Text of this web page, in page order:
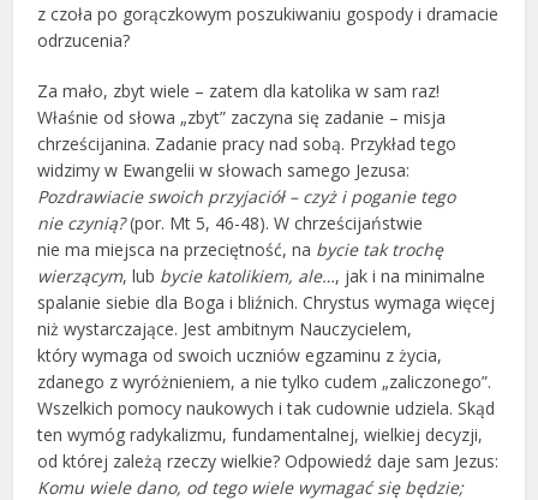
z czoła po gorączkowym poszukiwaniu gospody i dramacie
odrzucenia?
Za mało, zbyt wiele – zatem dla katolika w sam raz!
Właśnie od słowa „zbyt” zaczyna się zadanie – misja
chrześcijanina. Zadanie pracy nad sobą. Przykład tego
widzimy w Ewangelii w słowach samego Jezusa:
Pozdrawiacie swoich przyjaciół – czyż i poganie tego
nie czynią?(por. Mt 5, 46-48). W chrześcijaństwie
nie ma miejsca na przeciętność, na bycie tak trochę
wierzącym, lub bycie katolikiem, ale…, jak i na minimalne
spalanie siebie dla Boga i bliźnich. Chrystus wymaga więcej
niż wystarczające. Jest ambitnym Nauczycielem,
który wymaga od swoich uczniów egzaminu z życia,
zdanego z wyróżnieniem, a nie tylko cudem „zaliczonego”.
Wszelkich pomocy naukowych i tak cudownie udziela. Skąd
ten wymóg radykalizmu, fundamentalnej, wielkiej decyzji,
od której zależą rzeczy wielkie? Odpowiedź daje sam Jezus:
Komu wiele dano, od tego wiele wymagać się będzie;